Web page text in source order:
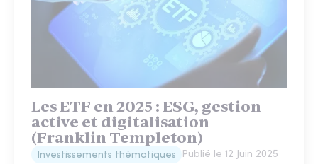
Les ETF en 2025 : ESG, gestion
active et digitalisation
(Franklin Templeton)
Investissements thématiques Publié le 12 Juin 2025